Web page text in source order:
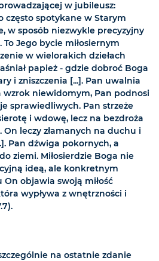
w jubileusz:
często spotykane w Starym
w sposób niezwykle precyzyjny
Jego bycie miłosiernym
w wielorakich dziełach
papież - gdzie dobroć Boga
i zniszczenia [...]. Pan uwalnia
wzrok niewidomym, Pan podnosi
sprawiedliwych. Pan strzeże
i wdowę, lecz na bezdroża
leczy złamanych na duchu i
Pan dźwiga pokornych, a
ziemi. Miłosierdzie Boga nie
ideą, ale konkretnym
objawia swoją miłość
wypływa z wnętrzności i
na ostatnie zdanie